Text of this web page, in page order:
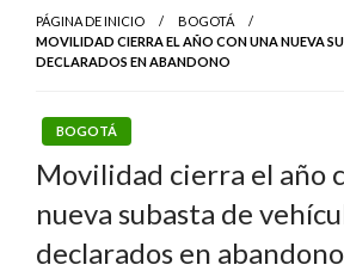
PÁGINA DE INICIO
BOGOTÁ
MOVILIDAD CIERRA EL AÑO CON UNA NUEVA
DECLARADOS EN ABANDONO
BOGOTÁ
Movilidad cierra el año
nueva subasta de
declarados en abandono